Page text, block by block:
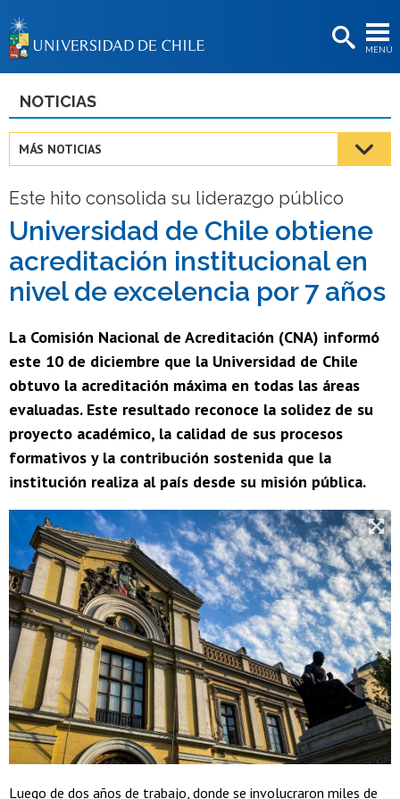
MENÚ
BIBLIOTECAS
Estudiantes
Académicas/os
Funcionarias/os
Egresadas/os
NOTICIAS
MÁS NOTICIAS
Este hito consolida su liderazgo público
Universidad de Chile obtiene
acreditación institucional en
nivel de excelencia por 7 años
La Comisión Nacional de Acreditación (CNA) informó
este 10 de diciembre que la Universidad de Chile
obtuvo la acreditación máxima en todas las áreas
evaluadas. Este resultado reconoce la solidez de su
proyecto académico, la calidad de sus procesos
formativos y la contribución sostenida que la
institución realiza al país desde su misión pública.
Luego de dos años de trabajo, donde se involucraron miles de